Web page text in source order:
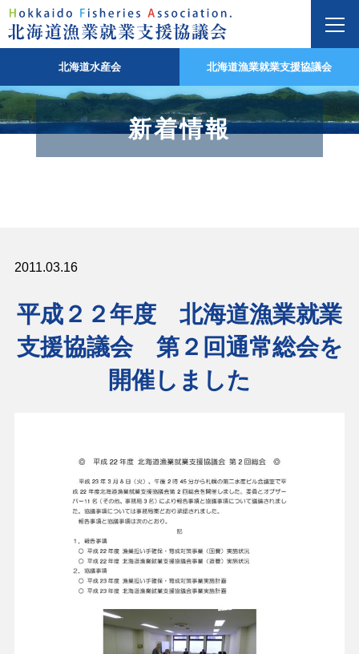
北海道水産会 北海道漁業就業支援協議会
新着情報
2011.03.16
平成２２年度 北海道漁業就業
支援協議会 第２回通常総会を
開催しました